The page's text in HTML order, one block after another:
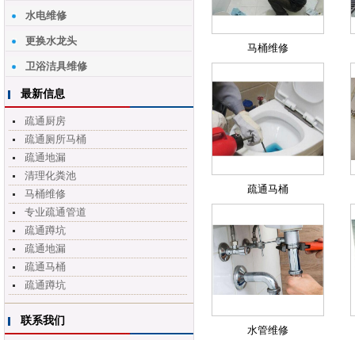
水电维修
更换水龙头
卫浴洁具维修
最新信息
疏通厨房
疏通厕所马桶
疏通地漏
清理化粪池
马桶维修
专业疏通管道
疏通蹲坑
疏通地漏
疏通马桶
疏通蹲坑
联系我们
马桶维修
疏通马桶
水管维修